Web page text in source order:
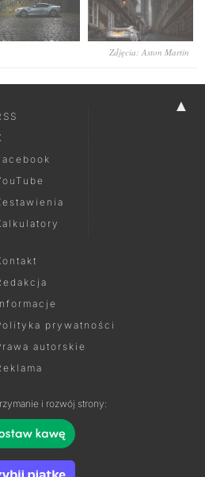
Zdjęcia: Aston Martin
▲
prywatności
autorskie
i rozwój strony: